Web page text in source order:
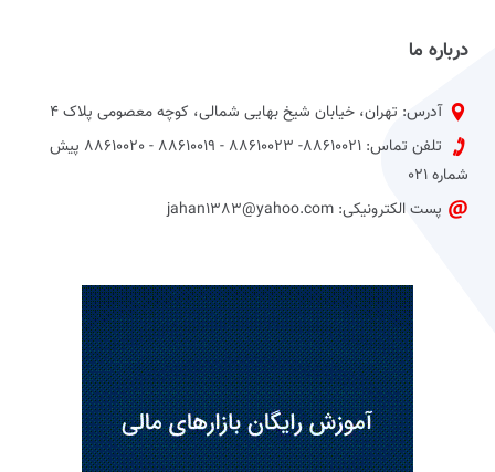
درباره ما
آدرس: تهران، خیابان شیخ بهایی شمالی، کوچه معصومی پلاک 4
تلفن تماس: 88610021- 88610023 - 88610019 - 88610020 پیش
شماره 021
پست الکترونیکی: jahan1383@yahoo.com